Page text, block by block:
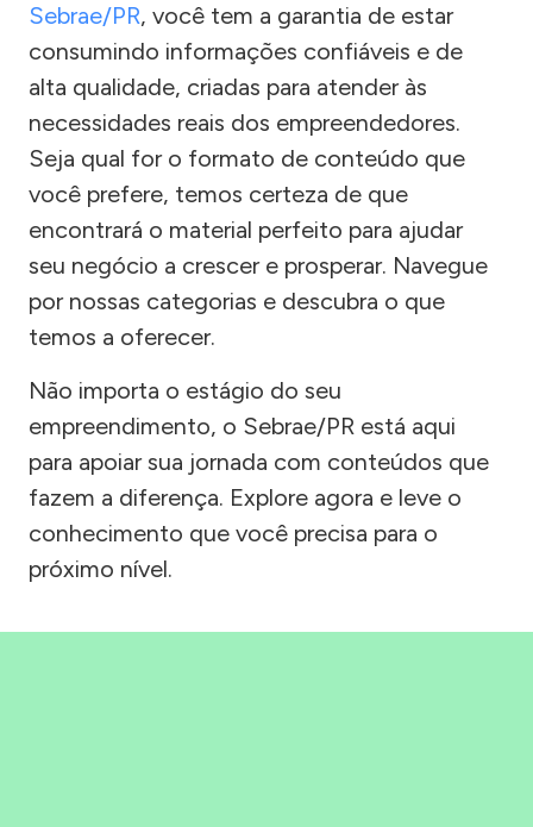
Sebrae/PR, você tem a garantia de estar
consumindo informações confiáveis e de
alta qualidade, criadas para atender às
necessidades reais dos empreendedores.
Seja qual for o formato de conteúdo que
você prefere, temos certeza de que
encontrará o material perfeito para ajudar
seu negócio a crescer e prosperar. Navegue
por nossas categorias e descubra o que
temos a oferecer.
Não importa o estágio do seu
empreendimento, o Sebrae/PR está aqui
para apoiar sua jornada com conteúdos que
fazem a diferença. Explore agora e leve o
conhecimento que você precisa para o
próximo nível.